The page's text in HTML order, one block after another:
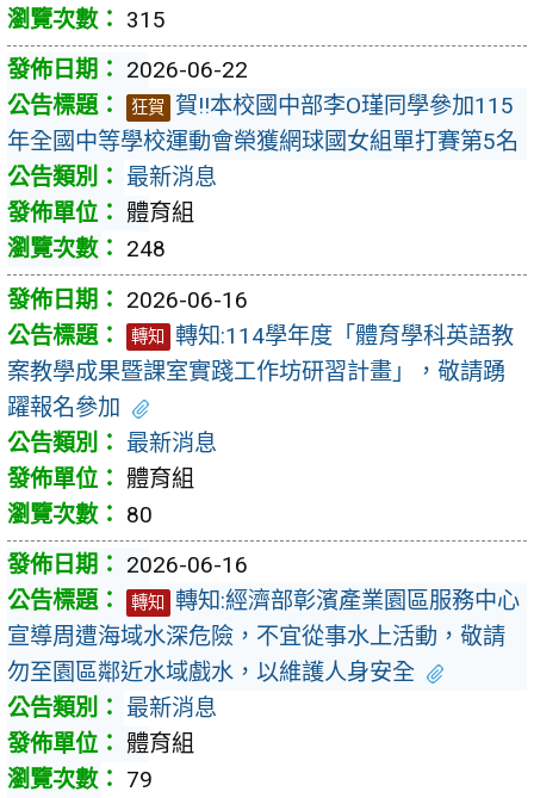
315
2026-06-22
狂賀 賀!!本校國中部李O瑾同學參加115
年全國中等學校運動會榮獲網球國女組單打賽第5名
最新消息
體育組
248
2026-06-16
轉知
轉知:114學年度「體育學科英語教
案教學成果暨課室實踐工作坊研習計畫」，敬請踴
躍報名參加
最新消息
體育組
80
2026-06-16
轉知
轉知:經濟部彰濱產業園區服務中心
宣導周遭海域水深危險，不宜從事水上活動，敬請
勿至園區鄰近水域戲水，以維護人身安全
最新消息
體育組
79